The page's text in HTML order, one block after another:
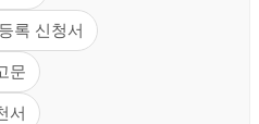
록 신청서
문
서